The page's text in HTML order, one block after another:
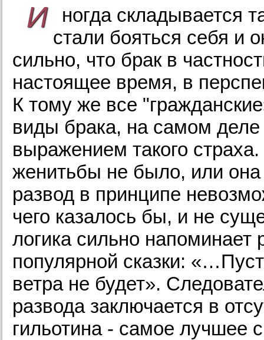
И
ногда складывается
стали бояться себя и
сильно, что брак в
настоящее время, в
К тому же все
виды брака, на самом деле
выражением такого страха.
женитьбы не было, или
развод в принципе
чего казалось бы, и не
логика сильно
популярной сказки:
ветра не будет».
развода заключается в
гильотина - самое лучшее